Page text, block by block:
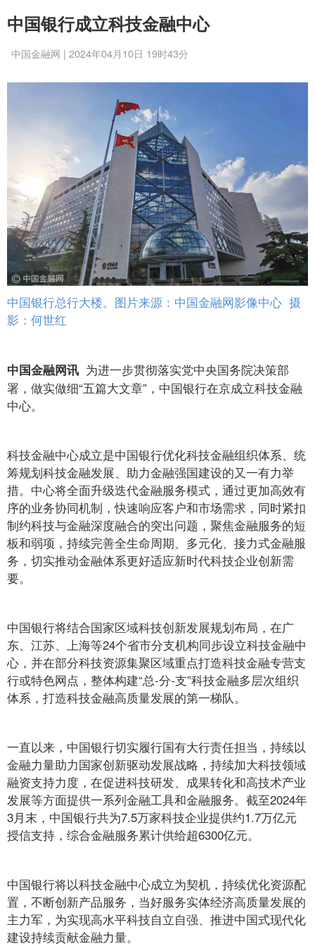
中国银行成立科技金融中心
中国金融网 | 2024年04月10日 19时43分
中国银行总行大楼。图片来源：中国金融网影像中心 摄
影：何世红
中国金融网讯 为进一步贯彻落实党中央国务院决策部
署，做实做细“五篇大文章”，中国银行在京成立科技金融
中心。
科技金融中心成立是中国银行优化科技金融组织体系、统
筹规划科技金融发展、助力金融强国建设的又一有力举
措。中心将全面升级迭代金融服务模式，通过更加高效有
序的业务协同机制，快速响应客户和市场需求，同时紧扣
制约科技与金融深度融合的突出问题，聚焦金融服务的短
板和弱项，持续完善全生命周期、多元化、接力式金融服
务，切实推动金融体系更好适应新时代科技企业创新需
要。
中国银行将结合国家区域科技创新发展规划布局，在广
东、江苏、上海等24个省市分支机构同步设立科技金融中
心，并在部分科技资源集聚区域重点打造科技金融专营支
行或特色网点，整体构建“总-分-支”科技金融多层次组织
体系，打造科技金融高质量发展的第一梯队。
一直以来，中国银行切实履行国有大行责任担当，持续以
金融力量助力国家创新驱动发展战略，持续加大科技领域
融资支持力度，在促进科技研发、成果转化和高技术产业
发展等方面提供一系列金融工具和金融服务。截至2024年
3月末，中国银行共为7.5万家科技企业提供约1.7万亿元
授信支持，综合金融服务累计供给超6300亿元。
中国银行将以科技金融中心成立为契机，持续优化资源配
置，不断创新产品服务，当好服务实体经济高质量发展的
主力军，为实现高水平科技自立自强、推进中国式现代化
建设持续贡献金融力量。